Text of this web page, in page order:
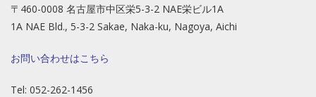
〒460-0008 名古屋市中区栄5-3-2 NAE栄ビル1A
1A NAE Bld., 5-3-2 Sakae, Naka-ku, Nagoya, Aichi
お問い合わせはこちら
Tel: 052-262-1456